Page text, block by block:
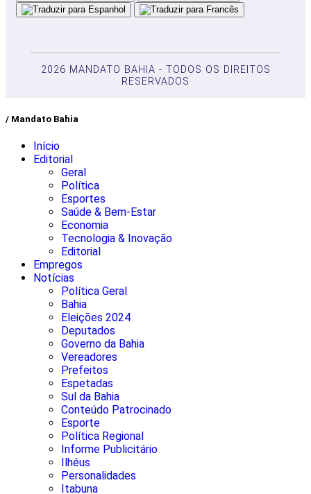
2026 MANDATO BAHIA - TODOS OS DIREITOS
RESERVADOS
/ Mandato Bahia
Início
Editorial
Geral
Política
Esportes
Saúde & Bem-Estar
Economia
Tecnologia & Inovação
Editorial
Empregos
Notícias
Política Geral
Bahia
Eleições 2024
Deputados
Governo da Bahia
Vereadores
Prefeitos
Espetadas
Sul da Bahia
Conteúdo Patrocinado
Esporte
Política Regional
Informe Publicitário
Ilhéus
Personalidades
Itabuna